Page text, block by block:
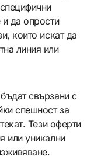
да опрости
които искат да
линия или
свързани с
спешност за
Тези оферти
или уникални